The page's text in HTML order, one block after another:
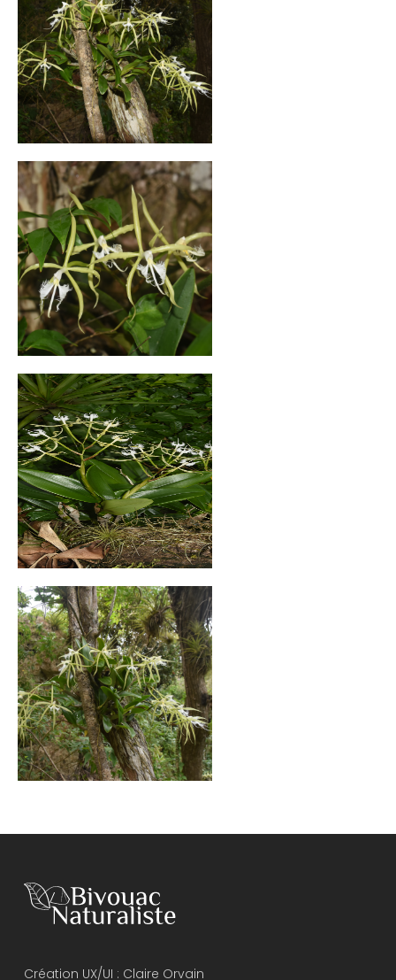
Création UX/UI : Claire Orvain